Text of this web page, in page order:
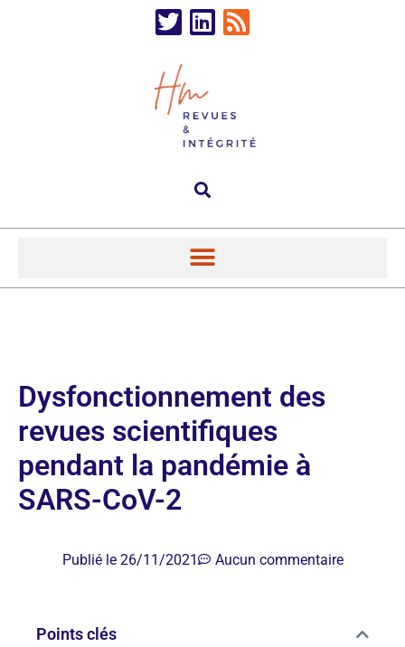
Dysfonctionnement des
revues scientifiques
pendant la pandémie à
SARS-CoV-2
Publié le 26/11/2021 Aucun commentaire
Points clés